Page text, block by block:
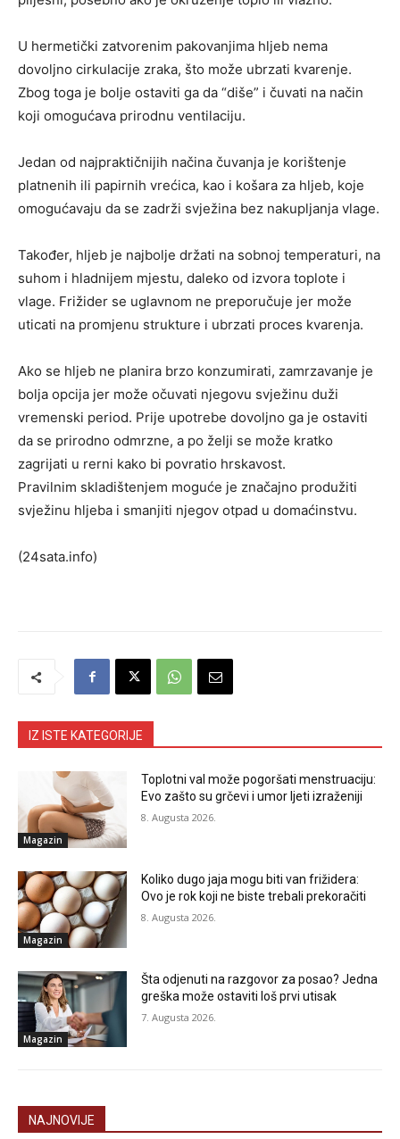
U hermetički zatvorenim pakovanjima hljeb nema
dovoljno cirkulacije zraka, što može ubrzati kvarenje.
Zbog toga je bolje ostaviti ga da “diše” i čuvati na način
koji omogućava prirodnu ventilaciju.
Jedan od najpraktičnijih načina čuvanja je korištenje
platnenih ili papirnih vrećica, kao i košara za hljeb, koje
omogućavaju da se zadrži svježina bez nakupljanja vlage.
Također, hljeb je najbolje držati na sobnoj temperaturi, na
suhom i hladnijem mjestu, daleko od izvora toplote i
vlage. Frižider se uglavnom ne preporučuje jer može
uticati na promjenu strukture i ubrzati proces kvarenja.
Ako se hljeb ne planira brzo konzumirati, zamrzavanje je
bolja opcija jer može očuvati njegovu svježinu duži
vremenski period. Prije upotrebe dovoljno ga je ostaviti
da se prirodno odmrzne, a po želji se može kratko
zagrijati u rerni kako bi povratio hrskavost.
Pravilnim skladištenjem moguće je značajno produžiti
svježinu hljeba i smanjiti njegov otpad u domaćinstvu.
(24sata.info)
IZ ISTE KATEGORIJE
Magazin
Toplotni val može pogoršati menstruaciju:
Evo zašto su grčevi i umor ljeti izraženiji
8. Augusta 2026.
Magazin
Koliko dugo jaja mogu biti van frižidera:
Ovo je rok koji ne biste trebali prekoračiti
8. Augusta 2026.
Magazin
Šta odjenuti na razgovor za posao? Jedna
greška može ostaviti loš prvi utisak
7. Augusta 2026.
NAJNOVIJE